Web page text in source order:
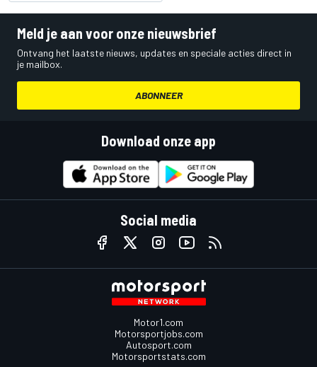
Meld je aan voor onze nieuwsbrief
Ontvang het laatste nieuws, updates en speciale acties direct in
je mailbox.
ABONNEER
Download onze app
Social media
Motor1.com
Motorsportjobs.com
Autosport.com
Motorsportstats.com